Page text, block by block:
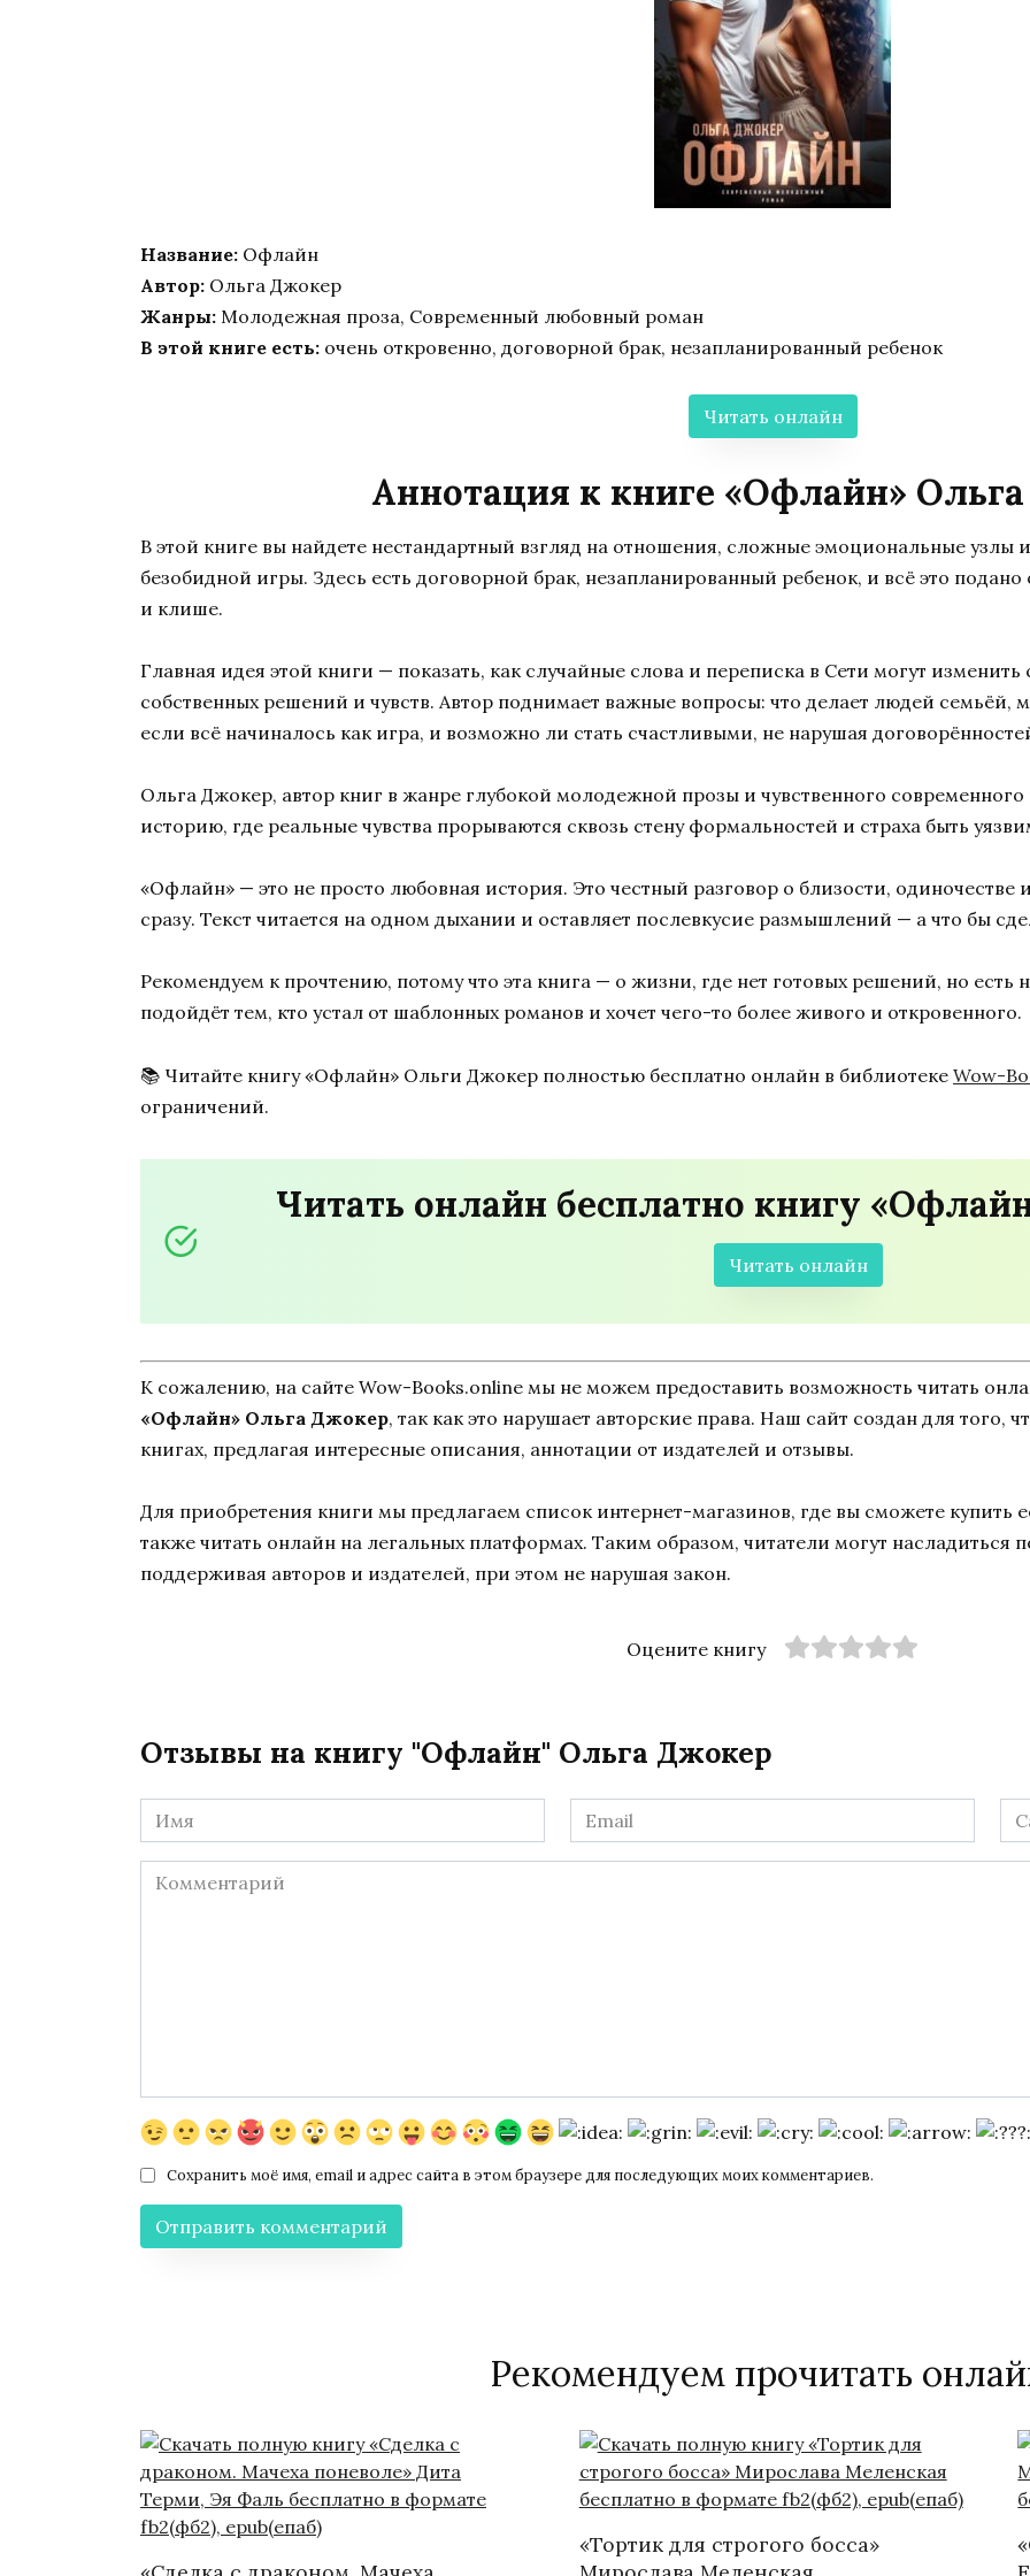
Название: Офлайн
Автор: Ольга Джокер
Жанры: Молодежная проза, Современный любовный роман
В этой книге есть: очень откровенно, договорной брак, незапланированный ребенок
Читать онлайн
Аннотация к книге «Офлайн»
В этой книге вы найдете нестандартный взгляд на отношения, сложные эмоциональные узлы
безобидной игры. Здесь есть договорной брак, незапланированный ребенок, и всё это
и клише.
Главная идея этой книги — показать, как случайные слова и переписка в Сети могут
собственных решений и чувств. Автор поднимает важные вопросы: что делает людей
если всё начиналось как игра, и возможно ли стать счастливыми, не нарушая
Ольга Джокер, автор книг в жанре глубокой молодежной прозы и чувственного современного
историю, где реальные чувства прорываются сквозь стену формальностей и страха быть
«Офлайн» — это не просто любовная история. Это честный разговор о близости, одиночестве
сразу. Текст читается на одном дыхании и оставляет послевкусие размышлений — а что бы
Рекомендуем к прочтению, потому что эта книга — о жизни, где нет готовых решений, но есть
подойдёт тем, кто устал от шаблонных романов и хочет чего-то более живого и откровенного.
📚 Читайте книгу «Офлайн» Ольги Джокер полностью бесплатно онлайн в библиотеке Wow-
ограничений.
Читать онлайн бесплатно книгу
Читать онлайн
К сожалению, на сайте Wow-Books.online мы не можем предоставить возможность читать
«Офлайн» Ольга Джокер, так как это нарушает авторские права. Наш сайт создан для того,
книгах, предлагая интересные описания, аннотации от издателей и отзывы.
Для приобретения книги мы предлагаем список интернет-магазинов, где вы сможете купить
также читать онлайн на легальных платформах. Таким образом, читатели могут насладиться
поддерживая авторов и издателей, при этом не нарушая закон.
Оцените книгу
Отзывы на книгу "Офлайн" Ольга Джокер
Имя
*
Email
*
Комментарий
Сохранить моё имя, email и адрес сайта в этом браузере для последующих моих комментариев.
Рекомендуем прочитать
«Тортик для строгого босса»